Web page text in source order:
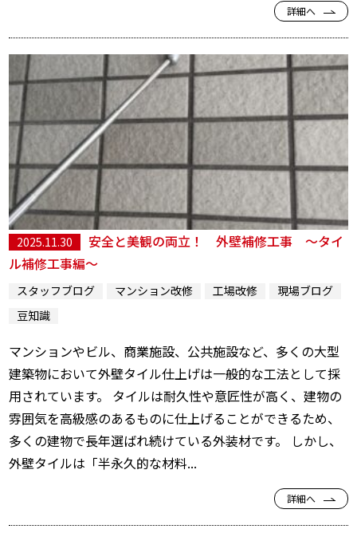
詳細へ
2025.11.30
安全と美観の両立！ 外壁補修工事 ～タイ
ル補修工事編～
スタッフブログ マンション改修 工場改修
現場ブログ
豆知識
マンションやビル、商業施設、公共施設など、多くの大型
建築物において外壁タイル仕上げは一般的な工法として採
用されています。 タイルは耐久性や意匠性が高く、建物の
雰囲気を高級感のあるものに仕上げることができるため、
多くの建物で長年選ばれ続けている外装材です。 しかし、
外壁タイルは「半永久的な材料...
詳細へ